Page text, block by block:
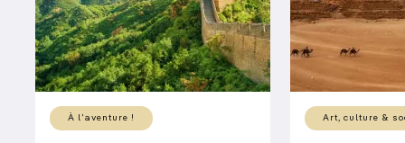
À l'aventure ! Art, culture &